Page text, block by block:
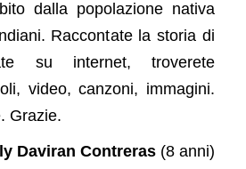
dalla popolazione nativa
Raccontate la storia di
su internet, troverete
video, canzoni, immagini.
Grazie.
Daviran Contreras (8 anni)